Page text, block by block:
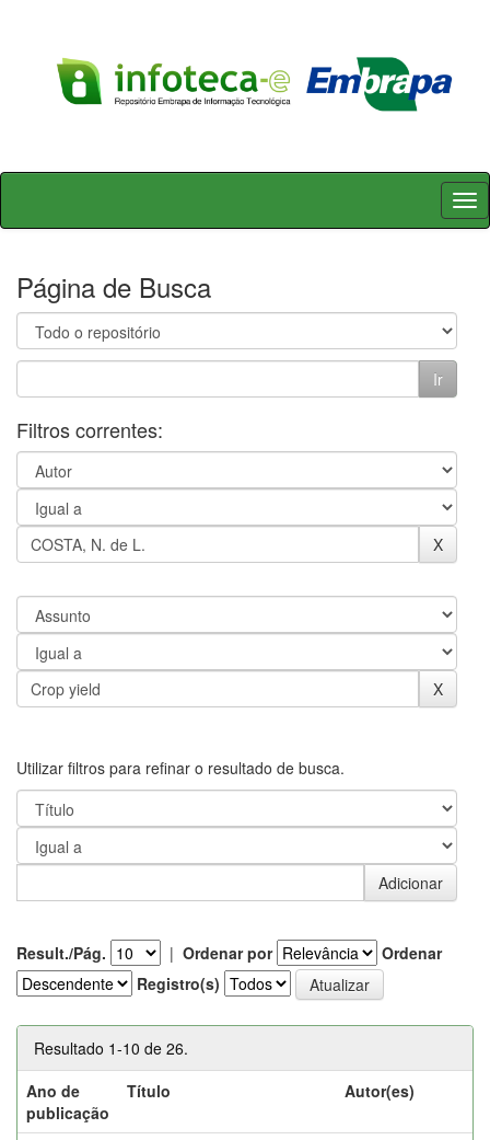
Skip
Página de Busca
Filtros correntes:
Utilizar filtros para refinar o resultado de busca.
Result./Pág. | Ordenar por
Ordenar
Registro(s)
Resultado 1-10 de 26.
Ano de
publicação
Título Autor(es)